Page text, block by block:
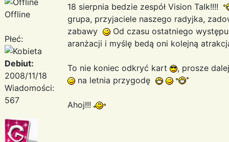
Offline
Płeć:
Debiut:
2008/11/18
Wiadomości:
567
18 sierpnia bedzie zespół Vision Talk!!!!
grupa, przyjaciele naszego radyjka,
zabawy
Od czasu ostatniego
aranżacji i myślę bedą oni kolejną
To nie koniec odkryć kart
, prosze
na letnia przygodę
Ahoj!!!